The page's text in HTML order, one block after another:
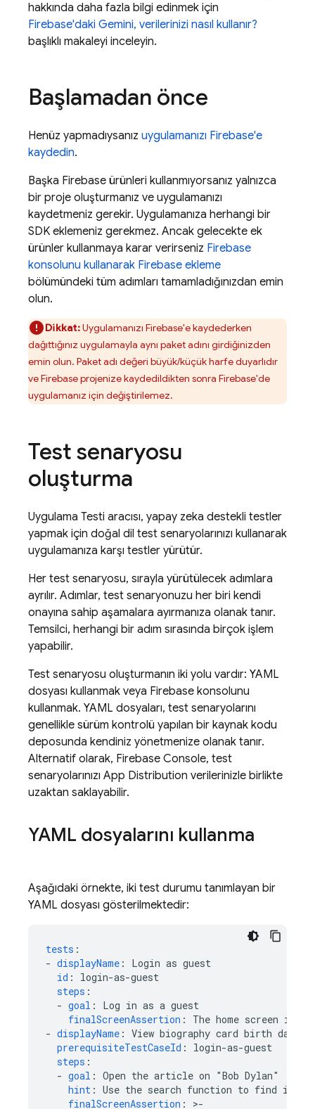
hakkında daha fazla bilgi edinmek için
Firebase'daki Gemini, verilerinizi nasıl kullanır?
başlıklı makaleyi inceleyin.
Başlamadan önce
Henüz yapmadıysanız uygulamanızı Firebase'e
kaydedin.
Başka Firebase ürünleri kullanmıyorsanız yalnızca
bir proje oluşturmanız ve uygulamanızı
kaydetmeniz gerekir. Uygulamanıza herhangi bir
SDK eklemeniz gerekmez. Ancak gelecekte ek
ürünler kullanmaya karar verirseniz Firebase
konsolunu kullanarak Firebase ekleme
bölümündeki tüm adımları tamamladığınızdan emin
olun.
Dikkat:Uygulamanızı Firebase'e kaydederken
dağıttığınız uygulamayla aynı paket adını girdiğinizden
emin olun. Paket adı değeri büyük/küçük harfe duyarlıdır
ve Firebase projenize kaydedildikten sonra Firebase'de
uygulamanız için değiştirilemez.
Test senaryosu
oluşturma
Uygulama Testi aracısı, yapay zeka destekli testler
yapmak için doğal dil test senaryolarınızı kullanarak
uygulamanıza karşı testler yürütür.
Her test senaryosu, sırayla yürütülecek adımlara
ayrılır. Adımlar, test senaryonuzu her biri kendi
onayına sahip aşamalara ayırmanıza olanak tanır.
Temsilci, herhangi bir adım sırasında birçok işlem
yapabilir.
Test senaryosu oluşturmanın iki yolu vardır: YAML
dosyası kullanmak veya Firebase konsolunu
kullanmak. YAML dosyaları, test senaryolarını
genellikle sürüm kontrolü yapılan bir kaynak kodu
deposunda kendiniz yönetmenize olanak tanır.
Alternatif olarak, Firebase Console, test
senaryolarınızı App Distribution verilerinizle birlikte
uzaktan saklayabilir.
YAML dosyalarını kullanma
Aşağıdaki örnekte, iki test durumu tanımlayan bir
YAML dosyası gösterilmektedir:
tests :
- displayName :
Login as guest
id :
login-as-guest
steps :
- goal :
Log in as a guest
finalScreenAssertion :
The home screen is
- displayName : View biography card birth date
prerequisiteTestCaseId :
login-as-guest
steps :
- goal : Open the article on "Bob Dylan"
hint : Use the search function to find it
finalScreenAssertion : >-